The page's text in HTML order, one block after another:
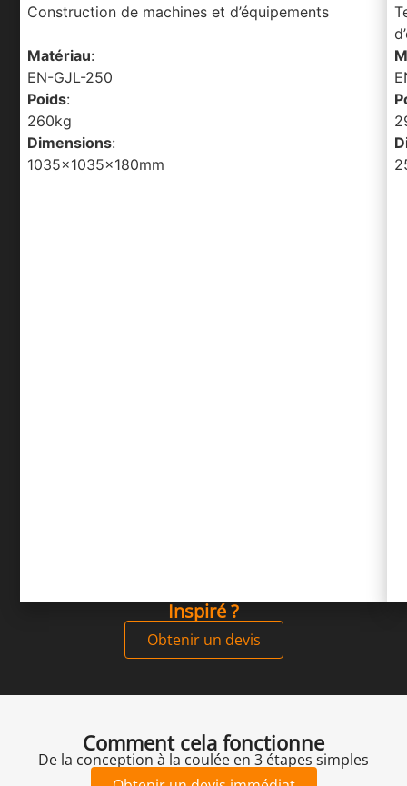
Construction de machines et d’équipements
Matériau:
EN-GJL-250
Poids:
260kg
Dimensions:
1035x1035x180mm
Inspiré ?
Obtenir un devis
Comment cela fonctionne
De la conception à la coulée en 3 étapes simples